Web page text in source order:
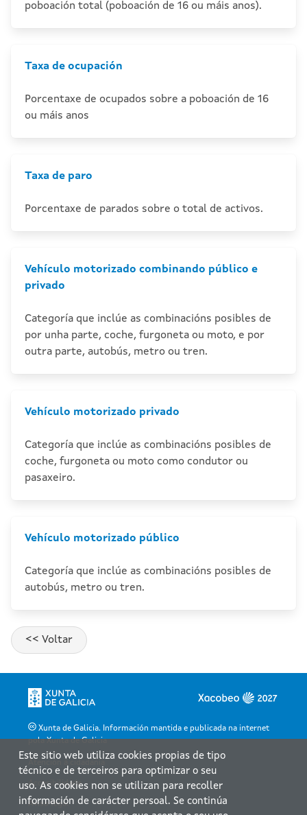
poboación total (poboación de 16 ou máis anos).
Taxa de ocupación
Porcentaxe de ocupados sobre a poboación de 16
ou máis anos
Taxa de paro
Porcentaxe de parados sobre o total de activos.
Vehículo motorizado combinando público e
privado
Categoría que inclúe as combinacións posibles de
por unha parte, coche, furgoneta ou moto, e por
outra parte, autobús, metro ou tren.
Vehículo motorizado privado
Categoría que inclúe as combinacións posibles de
coche, furgoneta ou moto como condutor ou
pasaxeiro.
Vehículo motorizado público
Categoría que inclúe as combinacións posibles de
autobús, metro ou tren.
Xunta de Galicia. Información mantida e publicada na internet
pola Xunta de Galicia
Accesibilidade
Aviso legal
Este sitio web utiliza cookies propias de tipo
técnico e de terceiros para optimizar o seu
uso. As cookies non se utilizan para recoller
información de carácter persoal. Se continúa